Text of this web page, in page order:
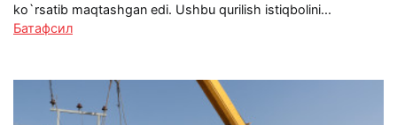
ko`rsatib maqtashgan edi. Ushbu qurilish istiqbolini...
Батафсил